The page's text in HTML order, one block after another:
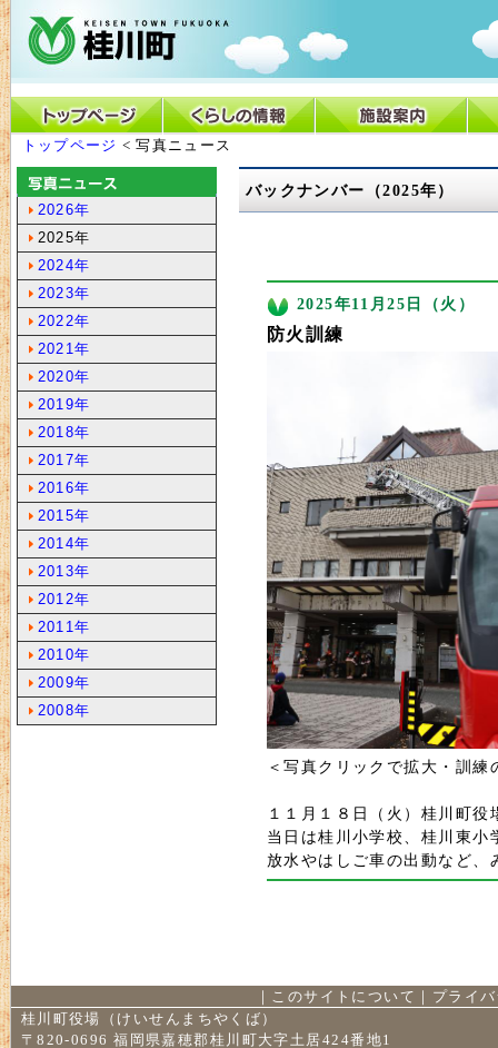
トップページ < 写真ニュース
バックナンバー（2025年）
2025年11月25日（火）
防火訓練
＜写真クリックで拡大・訓練
１１月１８日（火）桂川町
当日は桂川小学校、桂川東
放水やはしご車の出動など、
2026年
2025年
2024年
2023年
2022年
2021年
2020年
2019年
2018年
2017年
2016年
2015年
2014年
2013年
2012年
2011年
2010年
2009年
2008年
｜ このサイトについて ｜ プライ
桂川町役場（けいせんまちやくば）
〒820-0696 福岡県嘉穂郡桂川町大字土居424番地1